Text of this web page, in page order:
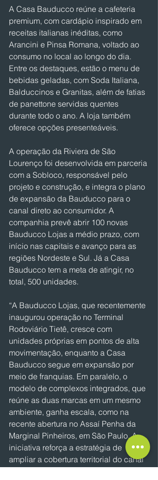
A Casa Bauducco reúne a cafeteria
premium, com cardápio inspirado em
receitas italianas inéditas, como
Arancini e Pinsa Romana, voltado ao
consumo no local ao longo do dia.
Entre os destaques, estão o menu de
bebidas geladas, com Soda Italiana,
Balduccinos e Granitas, além de fatias
de panettone servidas quentes
durante todo o ano. A loja também
oferece opções presenteáveis.
A operação da Riviera de São
Lourenço foi desenvolvida em parceria
com a Sobloco, responsável pelo
projeto e construção, e integra o plano
de expansão da Bauducco para o
canal direto ao consumidor. A
companhia prevê abrir 100 novas
Bauducco Lojas a médio prazo, com
início nas capitais e avanço para as
regiões Nordeste e Sul. Já a Casa
Bauducco tem a meta de atingir, no
total, 500 unidades.
“A Bauducco Lojas, que recentemente
inaugurou operação no Terminal
Rodoviário Tietê, cresce com
unidades próprias em pontos de alta
movimentação, enquanto a Casa
Bauducco segue em expansão por
meio de franquias. Em paralelo, o
modelo de complexos integrados, que
reúne as duas marcas em um mesmo
ambiente, ganha escala, como na
recente abertura no Assaí Penha da
Marginal Pinheiros, em São Paulo. A
iniciativa reforça a estratégia de
ampliar a cobertura territorial do canal